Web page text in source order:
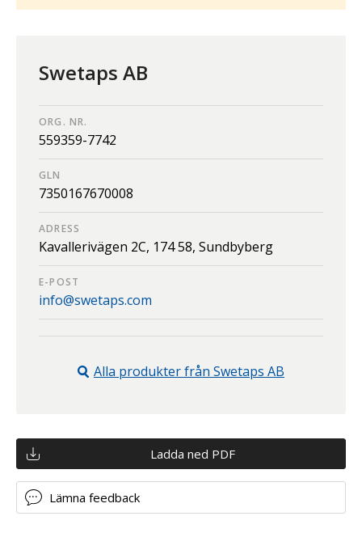
Swetaps AB
ORG. NR.
559359-7742
GLN
7350167670008
ADRESS
Kavallerivägen 2C, 174 58, Sundbyberg
E-POST
info@swetaps.com
Alla produkter från Swetaps AB
Ladda ned PDF
Lämna feedback